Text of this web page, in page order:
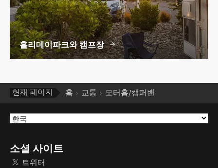
홀리데이파크와 캠프장
현재 페이지 홈 교통 모터홈/캠퍼밴
소셜 사이트
트위터